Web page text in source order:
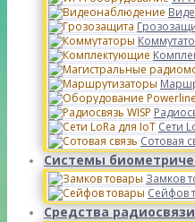
Сети
Сотовая
Системы
Замков
Сейфов
Средства радиосвязи